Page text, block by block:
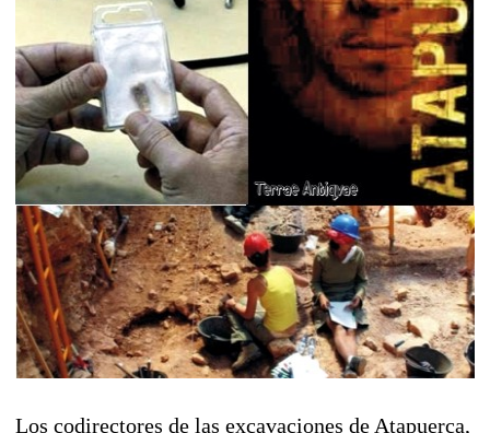
Los codirectores de las excavaciones de Atapuerca,